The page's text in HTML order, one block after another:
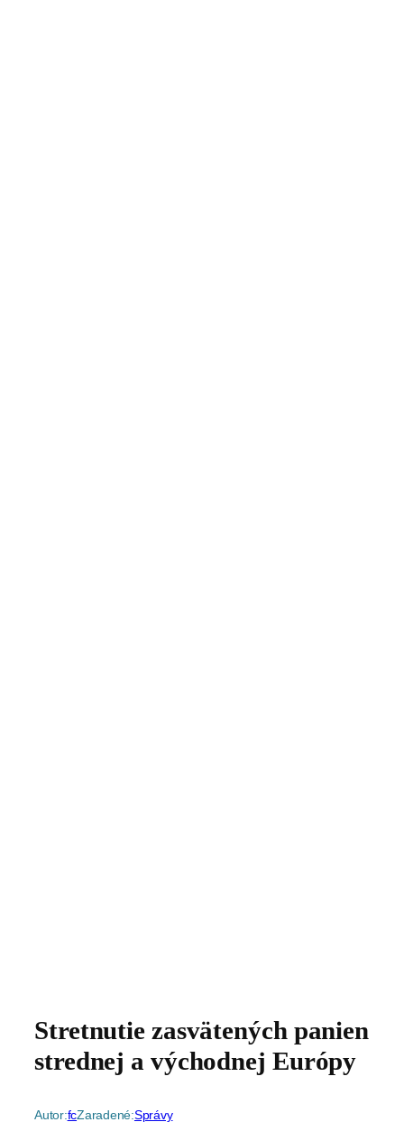
Stretnutie zasvätených panien
strednej a východnej Európy
Autor:fcZaradené:Správy